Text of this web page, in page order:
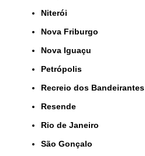
Niterói
Nova Friburgo
Nova Iguaçu
Petrópolis
Recreio dos Bandeirantes
Resende
Rio de Janeiro
São Gonçalo